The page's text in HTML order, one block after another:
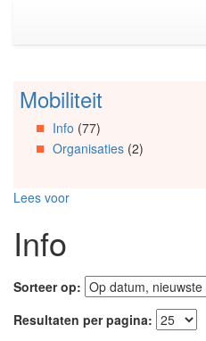
(Accesskey
Spring
Artikels
Spring
Spring
Organisaties
Spring
Social
media
Mobiliteit
Info (77)
Organisaties(2)
Lees voor
Info
Sorteer op:
Resultaten per pagina: